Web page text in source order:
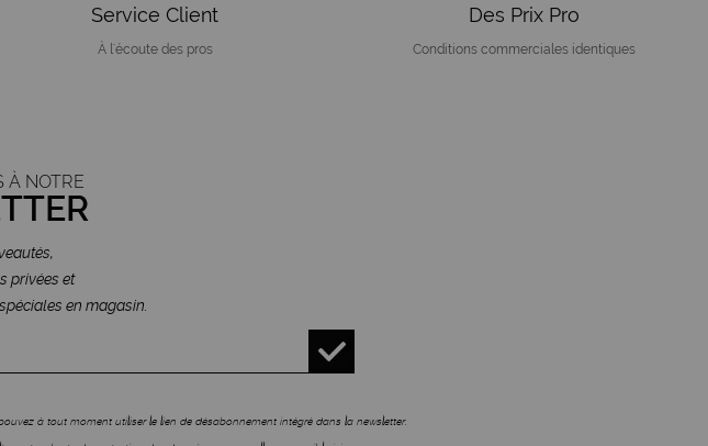
Service Client
À l'écoute des pros
Des Prix Pro
Conditions commerciales identiques
À NOTRE
privées et
en magasin.
à tout moment utiliser le lien de désabonnement intégré dans la newsletter.